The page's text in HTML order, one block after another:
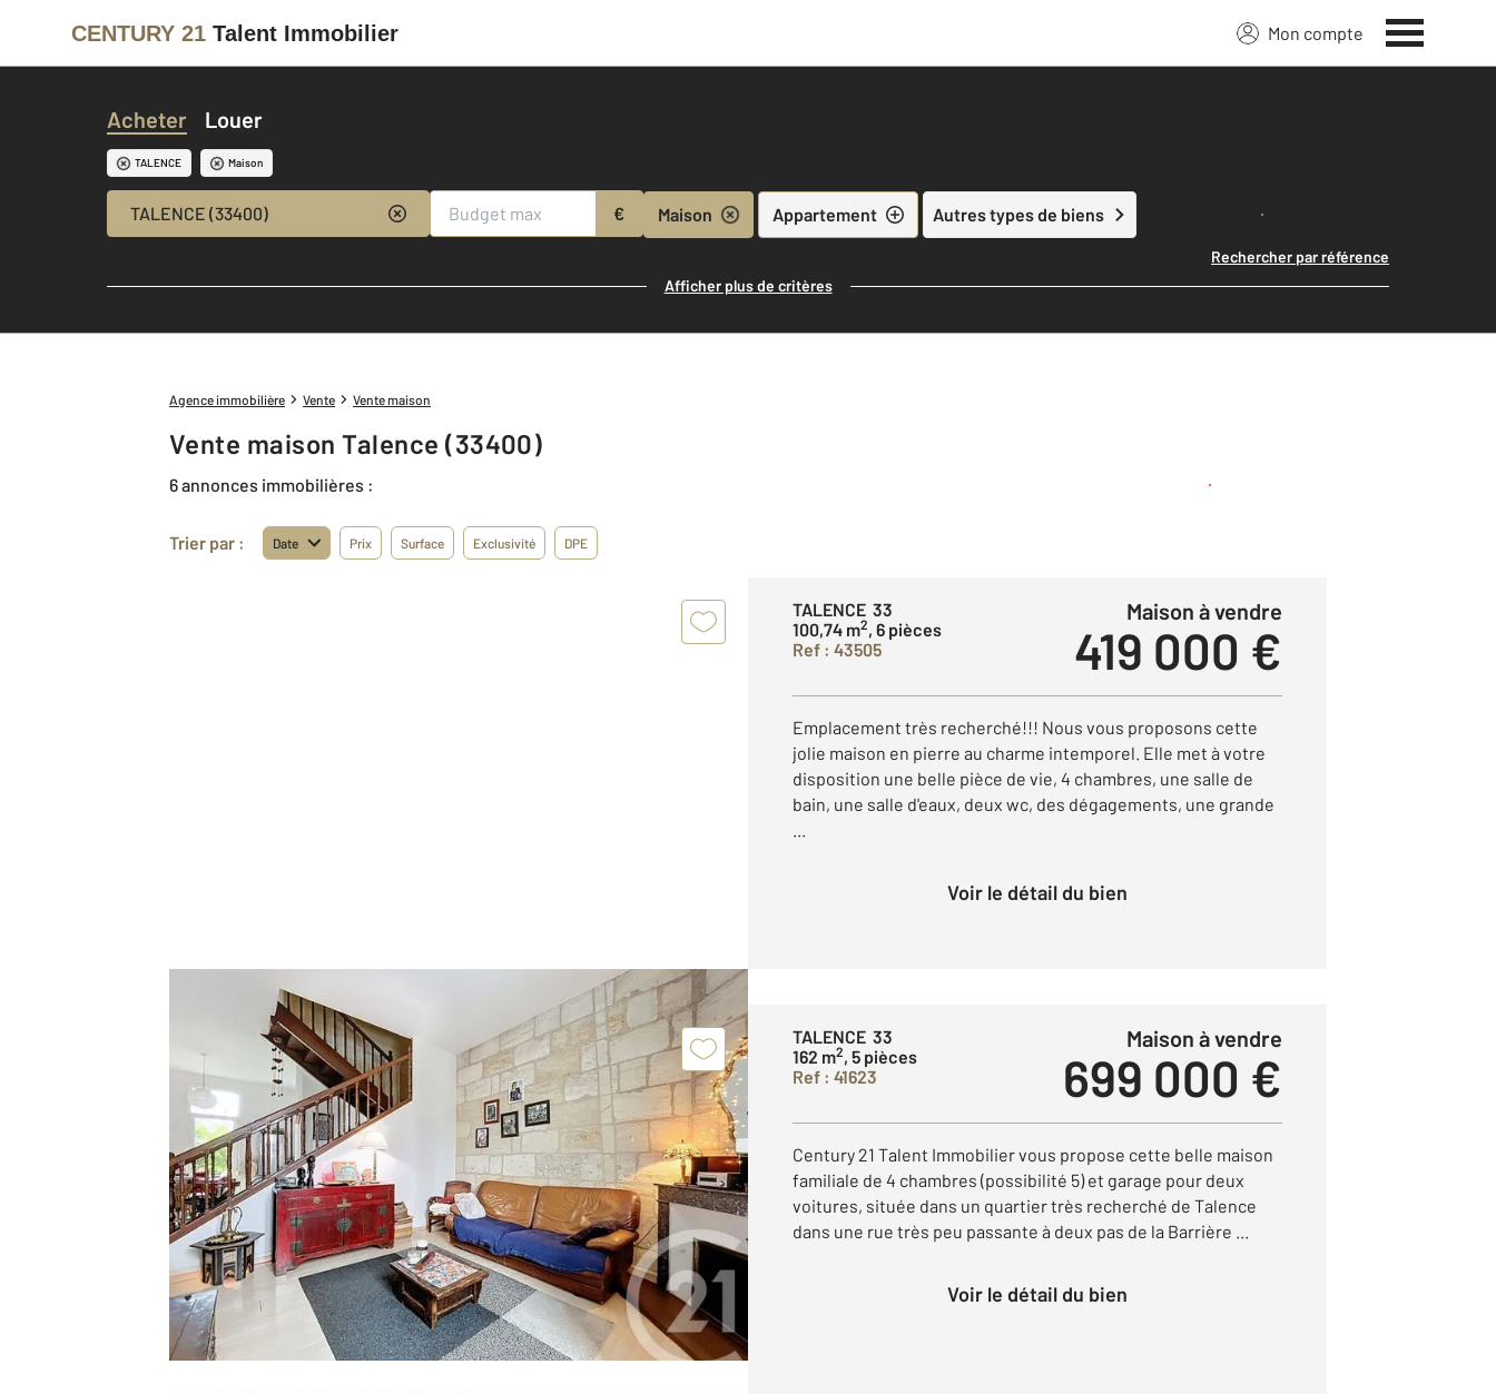
CENTURY 21 Talent Immobilier Mon compte
Acheter Louer
TALENCE Maison
TALENCE (33400) € Maison Appartement Autres types de biens Lancer ma recherche
Rechercher par référence
Afficher plus de critères
Agence immobilière Vente Vente maison
Vente maison Talence (33400)
6 annonces immobilières : Créer une alerte
Trier par : Date Prix Surface Exclusivité DPE
TALENCE 33
100,74 m2, 6 pièces
Ref : 43505
Maison à vendre
419 000 €
Emplacement très recherché!!! Nous vous proposons cette
jolie maison en pierre au charme intemporel. Elle met à votre
disposition une belle pièce de vie, 4 chambres, une salle de
bain, une salle d'eaux, deux wc, des dégagements, une grande
...
Voir le détail du bien
TALENCE 33
162 m2, 5 pièces
Ref : 41623
Maison à vendre
699 000 €
Century 21 Talent Immobilier vous propose cette belle maison
familiale de 4 chambres (possibilité 5) et garage pour deux
voitures, située dans un quartier très recherché de Talence
dans une rue très peu passante à deux pas de la Barrière ...
Voir le détail du bien